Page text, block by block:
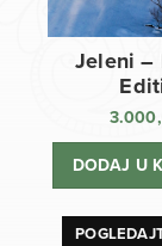
Jeleni –
DODAJ U